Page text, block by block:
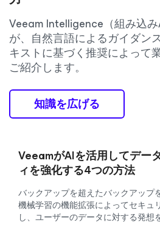
Veeam Intelligence（組み込み
が、自然言語によるガイダン
キストに基づく推奨によって
ご紹介します。
知識を広げる
VeeamがAIを活用してデー
ィを強化する4つの方法
バックアップを超えたバックアップ
機械学習の機能拡張によってセキュ
し、ユーザーのデータに対する発想